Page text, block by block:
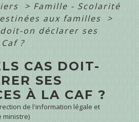
> Famille - Scolarité
aux familles
>
on déclarer ses
?
CAS DOIT-
SES
À LA CAF ?
de l'information légale et
ministre)